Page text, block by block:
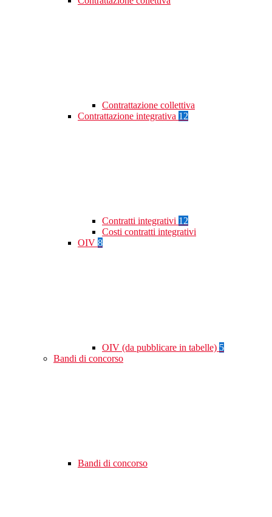
Contrattazione collettiva
Contrattazione integrativa 12
Contratti integrativi 12
Costi contratti integrativi
OIV 8
OIV (da pubblicare in tabelle) 5
Bandi di concorso
Bandi di concorso